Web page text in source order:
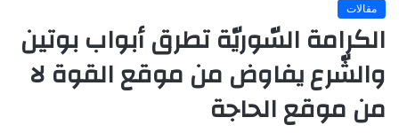
مقالات
الكرامة السّوريّة تطرق أبواب بوتين
والشّرع يفاوض من موقع القوة لا
من موقع الحاجة